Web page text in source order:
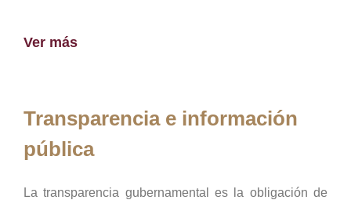
Ver más
Transparencia e información
pública
La transparencia gubernamental es la obligación de